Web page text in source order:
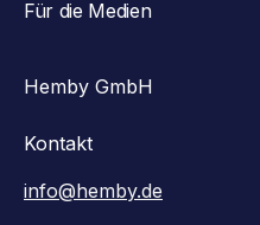
Für die Medien
Hemby GmbH
Kontakt
info@hemby.de